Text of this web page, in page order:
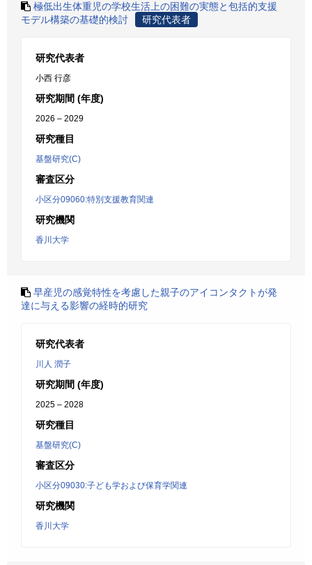
極低出生体重児の学校生活上の困難の実態と包括的支援
モデル構築の基礎的検討
研究代表者
研究代表者
小西 行彦
研究期間 (年度)
2026 – 2029
研究種目
基盤研究(C)
審査区分
小区分09060:特別支援教育関連
研究機関
香川大学
早産児の感覚特性を考慮した親子のアイコンタクトが発
達に与える影響の経時的研究
研究代表者
川人 潤子
研究期間 (年度)
2025 – 2028
研究種目
基盤研究(C)
審査区分
小区分09030:子ども学および保育学関連
研究機関
香川大学